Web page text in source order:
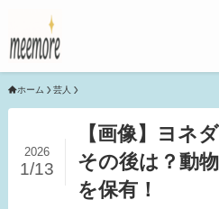
ホーム 芸人
【画像】ヨネ
その後は？動
を保有！
2026
1/13